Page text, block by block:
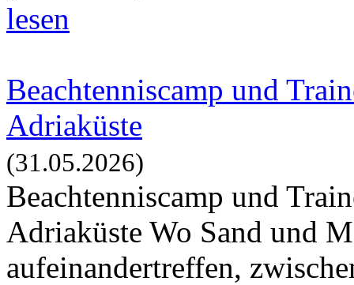
lesen
Beachtenniscamp und
Adriaküste
(31.05.2026)
Beachtenniscamp und
Adriaküste Wo Sand und
aufeinandertreffen,